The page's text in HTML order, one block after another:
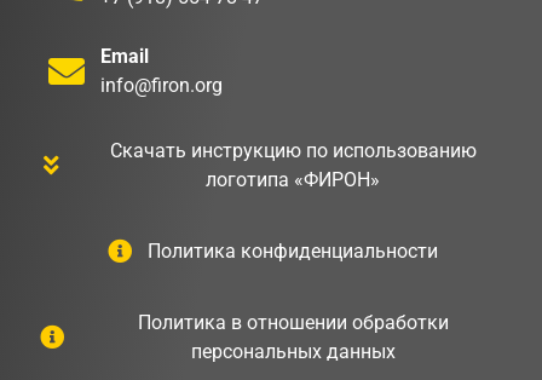
Email
info@firon.org
Скачать инструкцию по использованию
логотипа «ФИРОН»
Политика конфиденциальности
Политика в отношении обработки
персональных данных